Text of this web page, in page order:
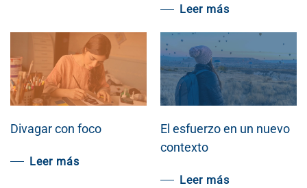
Leer más
Divagar con foco
Leer más
El esfuerzo en un nuevo
contexto
Leer más